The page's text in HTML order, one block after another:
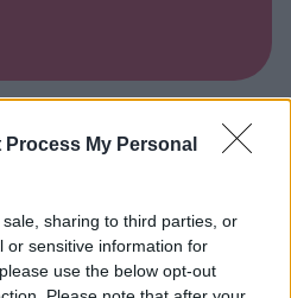
Process My Personal
sharing to third parties, or
or sensitive information for
use the below opt-out